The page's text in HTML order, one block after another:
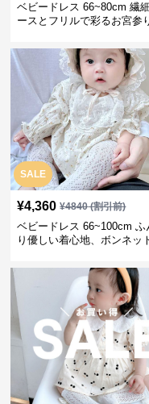
ベビードレス 66~80cm 繊
ースとフリルで彩るお宮参
SALE
¥4,360 ¥4840(割引前)
ベビードレス 66~100cm ふ
り優しい着心地、ボンネッ
レス 記念フォト